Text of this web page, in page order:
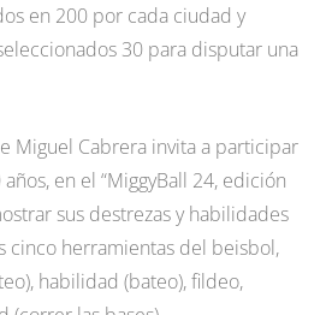
en 200 por cada ciudad y
30 para disputar una
Miguel Cabrera invita a participar
en el “MiggyBall 24, edición
sus destrezas y habilidades
cinco herramientas del beisbol,
habilidad (bateo), fildeo,